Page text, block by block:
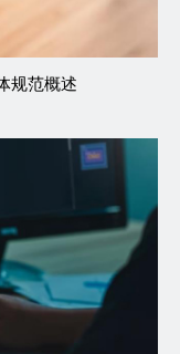
规范概述